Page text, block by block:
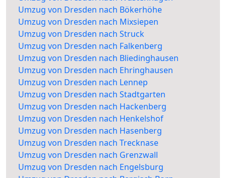
Umzug von Dresden nach Bökerhöhe
Umzug von Dresden nach Mixsiepen
Umzug von Dresden nach Struck
Umzug von Dresden nach Falkenberg
Umzug von Dresden nach Bliedinghausen
Umzug von Dresden nach Ehringhausen
Umzug von Dresden nach Lennep
Umzug von Dresden nach Stadtgarten
Umzug von Dresden nach Hackenberg
Umzug von Dresden nach Henkelshof
Umzug von Dresden nach Hasenberg
Umzug von Dresden nach Trecknase
Umzug von Dresden nach Grenzwall
Umzug von Dresden nach Engelsburg